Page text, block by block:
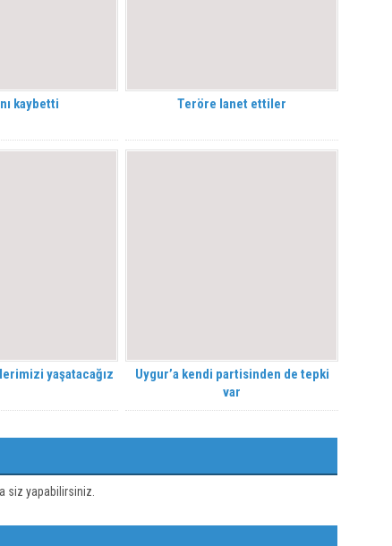
kaybetti Teröre lanet ettiler
yaşatacağız
Uygur’a kendi partisinden de tepki
var
siz yapabilirsiniz.